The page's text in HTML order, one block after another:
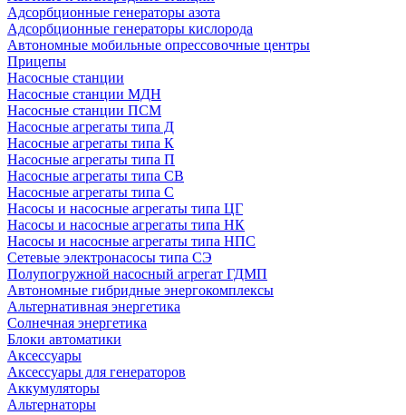
Адсорбционные генераторы азота
Адсорбционные генераторы кислорода
Автономные мобильные опрессовочные центры
Прицепы
Насосные станции
Насосные станции МДН
Насосные станции ПСМ
Насосные агрегаты типа Д
Насосные агрегаты типа К
Насосные агрегаты типа П
Насосные агрегаты типа СВ
Насосные агрегаты типа С
Насосы и насосные агрегаты типа ЦГ
Насосы и насосные агрегаты типа НК
Насосы и насосные агрегаты типа НПС
Сетевые электронасосы типа СЭ
Полупогружной насосный агрегат ГДМП
Автономные гибридные энергокомплексы
Альтернативная энергетика
Солнечная энергетика
Блоки автоматики
Аксессуары
Аксессуары для генераторов
Аккумуляторы
Альтернаторы